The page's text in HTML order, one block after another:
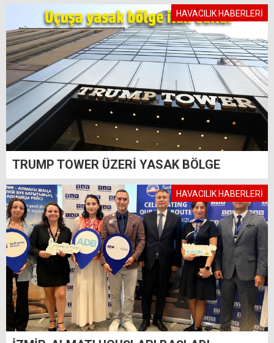
HAVACILIK HABERLERİ
TRUMP TOWER ÜZERİ YASAK BÖLGE
HAVACILIK HABERLERİ